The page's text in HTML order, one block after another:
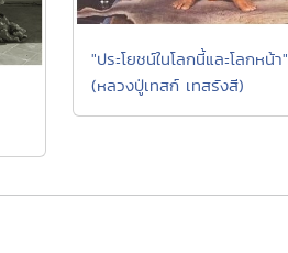
"ประโยชน์ในโลกนี้และโลกหน้า"
(หลวงปู่เทสก์ เทสรังสี)